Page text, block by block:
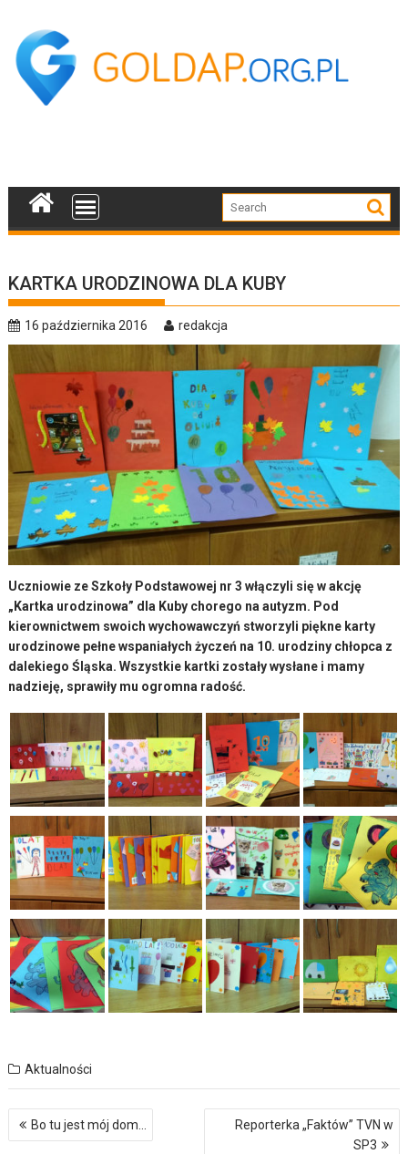
content
KARTKA URODZINOWA DLA KUBY
16 października 2016 redakcja
Uczniowie ze Szkoły Podstawowej nr 3 włączyli się w akcję
„Kartka urodzinowa” dla Kuby chorego na autyzm. Pod
kierownictwem swoich wychowawczyń stworzyli piękne karty
urodzinowe pełne wspaniałych życzeń na 10. urodziny chłopca z
dalekiego Śląska. Wszystkie kartki zostały wysłane i mamy
nadzieję, sprawiły mu ogromna radość.
Aktualności
Nawigacja
wpisuBo tu jest mój dom…
Reporterka „Faktów” TVN w
SP3